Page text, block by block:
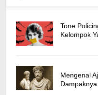
Tone
Kelompok
Mengenal